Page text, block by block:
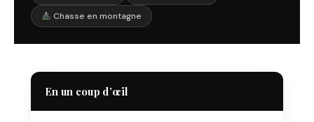
Chasse en montagne
En un coup d’œil